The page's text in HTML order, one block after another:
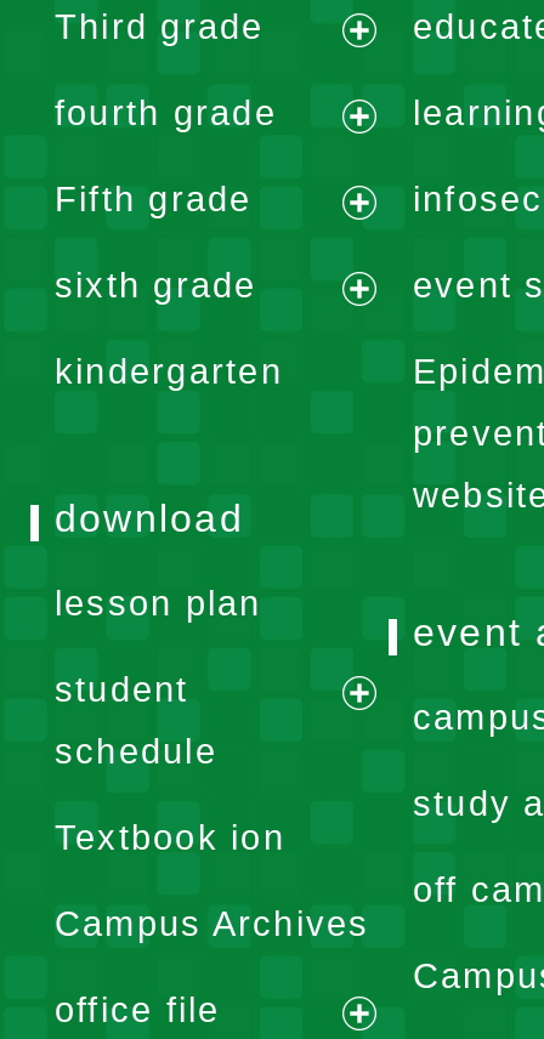
menu
Third grade
menu
fourth grade
menu
Fifth grade
menu
sixth grade
kindergarten
event
download
lesson plan
student
schedule
expand
menu
Textbook ion
Campus Archives
office file
event
study
off